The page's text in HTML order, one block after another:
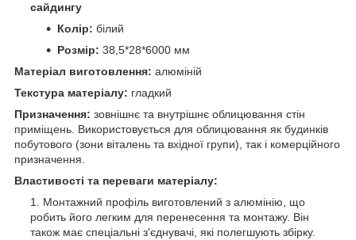
сайдингу
Колір: білий
Розмір: 38,5*28*6000 мм
Матеріал виготовлення: алюміній
Текстура матеріалу: гладкий
Призначення: зовнішнє та внутрішнє облицювання стін
приміщень. Використовується для облицювання як будинків
побутового (зони віталень та вхідної групи), так і комерційного
призначення.
Властивості та переваги матеріалу:
Монтажний профіль виготовлений з алюмінію, що
робить його легким для перенесення та монтажу. Він
також має спеціальні з'єднувачі, які полегшують збірку.